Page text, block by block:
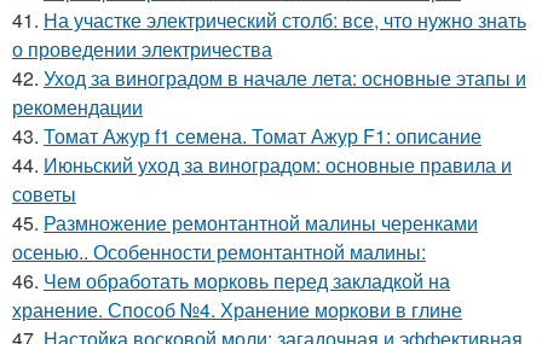
41. На участке электрический столб: все, что нужно знать
о проведении электричества
42. Уход за виноградом в начале лета: основные этапы и
рекомендации
43. Томат Ажур f1 семена. Томат Ажур F1: описание
44. Июньский уход за виноградом: основные правила и
советы
45. Размножение ремонтантной малины черенками
осенью.. Особенности ремонтантной малины:
46. Чем обработать морковь перед закладкой на
хранение. Способ №4. Хранение моркови в глине
47. Настойка восковой моли: загадочная и эффективная